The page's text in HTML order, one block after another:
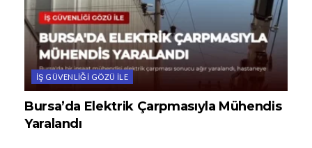
İŞ GÜVENLIĞI GÖZÜ ILE
Bursa’da Elektrik Çarpmasıyla Mühendis
Yaralandı